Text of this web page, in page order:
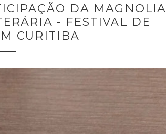
DA MAGNOLIA
- FESTIVAL DE
CURITIBA